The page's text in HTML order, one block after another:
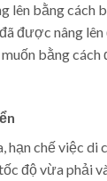
lên bằng cách
được nâng
bằng cách
hạn chế việc
độ vừa phải